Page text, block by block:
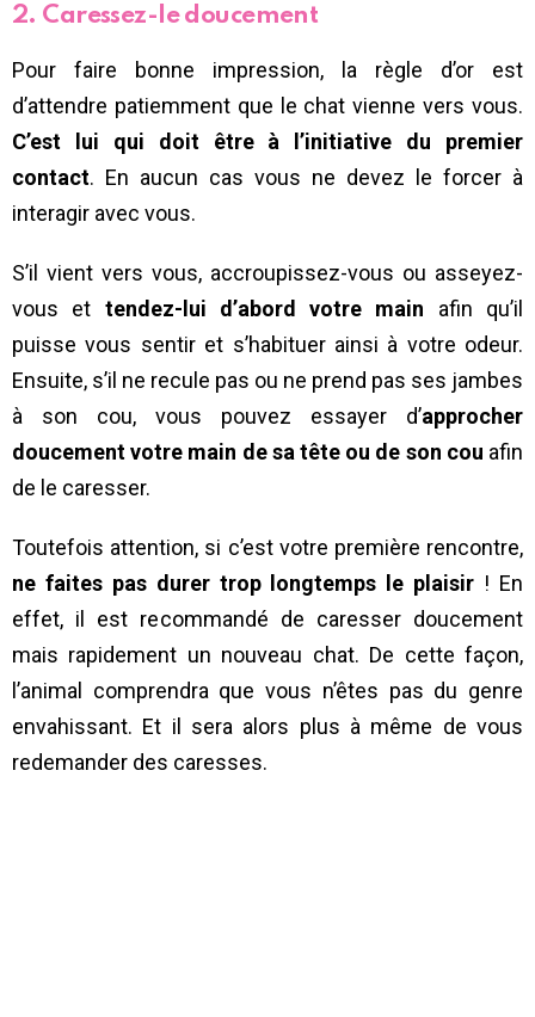
2. Caressez-le doucement
Pour faire bonne impression, la règle d’or est
d’attendre patiemment que le chat vienne vers vous.
C’est lui qui doit être à l’initiative du premier
contact. En aucun cas vous ne devez le forcer à
interagir avec vous.
S’il vient vers vous, accroupissez-vous ou asseyez-
vous et tendez-lui d’abord votre main afin qu’il
puisse vous sentir et s’habituer ainsi à votre odeur.
Ensuite, s’il ne recule pas ou ne prend pas ses jambes
à son cou, vous pouvez essayer d’approcher
doucement votre main de sa tête ou de son cou afin
de le caresser.
Toutefois attention, si c’est votre première rencontre,
ne faites pas durer trop longtemps le plaisir ! En
effet, il est recommandé de caresser doucement
mais rapidement un nouveau chat. De cette façon,
l’animal comprendra que vous n’êtes pas du genre
envahissant. Et il sera alors plus à même de vous
redemander des caresses.